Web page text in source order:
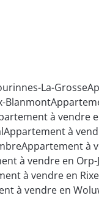
La-Grosse
Blanmont
à vendre
Appartement à
Appartement à
à vendre en Orp-
à vendre en
à vendre en